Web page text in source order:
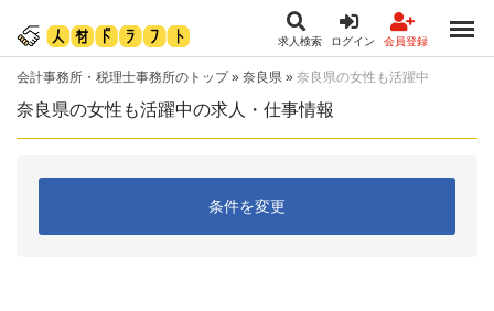
求人検索 ログイン 会員登録
会計事務所・税理士事務所のトップ» 奈良県 » 奈良県の女性も活躍中
奈良県の女性も活躍中の求人・仕事情報
条件を変更